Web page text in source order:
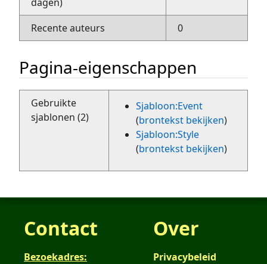
Recente auteurs 0
Pagina-eigenschappen
Gebruikte
sjablonen (2)
Sjabloon:Event
(brontekst bekijken)
Sjabloon:Style
(brontekst bekijken)
Contact
Bezoekadres:
Over
Privacybeleid